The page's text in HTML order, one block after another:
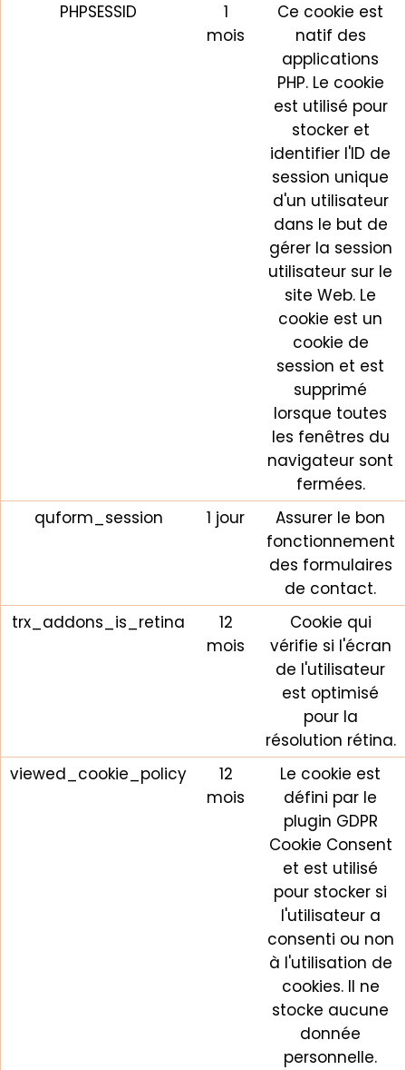
PHPSESSID
1
mois
Ce cookie est
natif des
applications
PHP. Le cookie
est utilisé pour
stocker et
identifier l'ID de
session unique
d'un utilisateur
dans le but de
gérer la session
utilisateur sur le
site Web. Le
cookie est un
cookie de
session et est
supprimé
lorsque toutes
les fenêtres du
navigateur sont
fermées.
quform_session
1 jour
Assurer le bon
fonctionnement
des formulaires
de contact.
trx_addons_is_retina
12
mois
Cookie qui
vérifie si l'écran
de l'utilisateur
est optimisé
pour la
résolution rétina.
viewed_cookie_policy
12
mois
Le cookie est
défini par le
plugin GDPR
Cookie Consent
et est utilisé
pour stocker si
l'utilisateur a
consenti ou non
à l'utilisation de
cookies. Il ne
stocke aucune
donnée
personnelle.